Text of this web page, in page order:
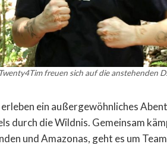
freuen sich auf die anstehenden
ein außergewöhnliches
durch die Wildnis. Gemeinsam
und Amazonas, geht es um